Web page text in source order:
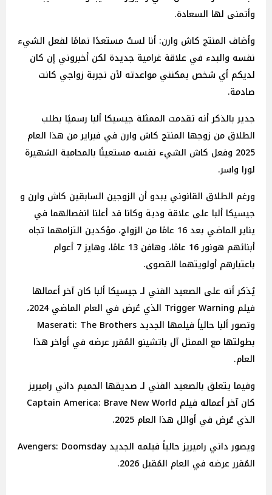
وأتمنى لها السعادة.
وأضاف المنتج كاش وارن: أنا لستُ مستعدًا تمامًا لفعل الشيء
نفسه والبدء في علاقة غرامية جديدة لكن أخبروني إن كان
لديكم أي شخص يمكنني مواعدته لأن تجربة زواجي كانت
صادمة.
جدير بالذكر أنه تقدمت الممثلة جيسيكا ألبا رسميًا بطلب
الطلاق من زوجها المنتج كاش وارن في فبراير من هذا العام
2025 وفعل كاش الشيء نفسه مستعينًا بالمحامية الشهيرة
لورا واسر.
ورغم الطلاق القانوني يبدو أن الزوجين السابقين كاش وارن و
جيسيكا ألبا على علاقة ودية وكانا قد أعلنا انفصالهما في
يناير الماضي بعد 16 عامًا من الزواج، مؤكدين التزامهما تجاه
أبنائهم هونور 16 عامًا، وهافن 13 عامًا، وهايز 7 أعوام
باعتبارهم أولويتهما القصوى.
يُذكر أنه على الصعيد الفني لـ جيسيكا ألبا كان آخر أعمالها
فيلم Trigger Warning الذي عُرض في العام الماضي 2024،
وتصور ألبا حالياً فيلمها الجديد Maserati: The Brothers
بطولتها مع الممثل آل باتشينو المُقرر عرضه في أواخر هذا
العام.
وفيما يتعلق بالصعيد الفني لـ صديقها الحميم داني راميريز
كان آخر أعماله فيلم Captain America: Brave New World
الذي عُرض في أوائل هذا العام 2025.
ويصور داني راميريز حالياً فيلمه الجديد Avengers: Doomsday
المُقرر عرضه في العام المُقبل 2026.